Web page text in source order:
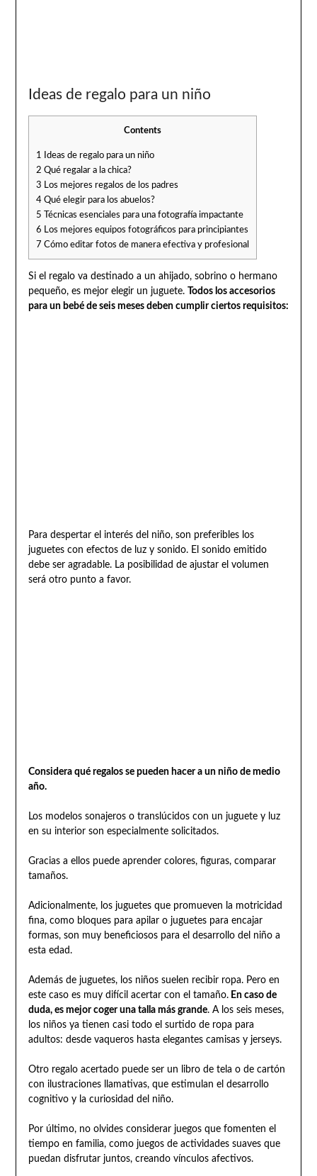
Ideas de regalo para un niño
Contents
1
Ideas de regalo para un niño
2 Qué regalar a la chica?
3 Los mejores regalos de los padres
4Qué elegir para los abuelos?
5 Técnicas esenciales para una fotografía impactante
6 Los mejores equipos fotográficos para principiantes
7 Cómo editar fotos de manera efectiva y profesional
Si el regalo va destinado a un ahijado, sobrino o hermano
pequeño, es mejor elegir un juguete. Todos los accesorios
para un bebé de seis meses deben cumplir ciertos requisitos:
Para despertar el interés del niño, son preferibles los
juguetes con efectos de luz y sonido. El sonido emitido
debe ser agradable. La posibilidad de ajustar el volumen
será otro punto a favor.
Considera qué regalos se pueden hacer a un niño de medio
año.
Los modelos sonajeros o translúcidos con un juguete y luz
en su interior son especialmente solicitados.
Gracias a ellos puede aprender colores, figuras, comparar
tamaños.
Adicionalmente, los juguetes que promueven la motricidad
fina, como bloques para apilar o juguetes para encajar
formas, son muy beneficiosos para el desarrollo del niño a
esta edad.
Además de juguetes, los niños suelen recibir ropa. Pero en
este caso es muy difícil acertar con el tamaño.En caso de
duda, es mejor coger una talla más grande. A los seis meses,
los niños ya tienen casi todo el surtido de ropa para
adultos: desde vaqueros hasta elegantes camisas y jerseys.
Otro regalo acertado puede ser un libro de tela o de cartón
con ilustraciones llamativas, que estimulan el desarrollo
cognitivo y la curiosidad del niño.
Por último, no olvides considerar juegos que fomenten el
tiempo en familia, como juegos de actividades suaves que
puedan disfrutar juntos, creando vínculos afectivos.